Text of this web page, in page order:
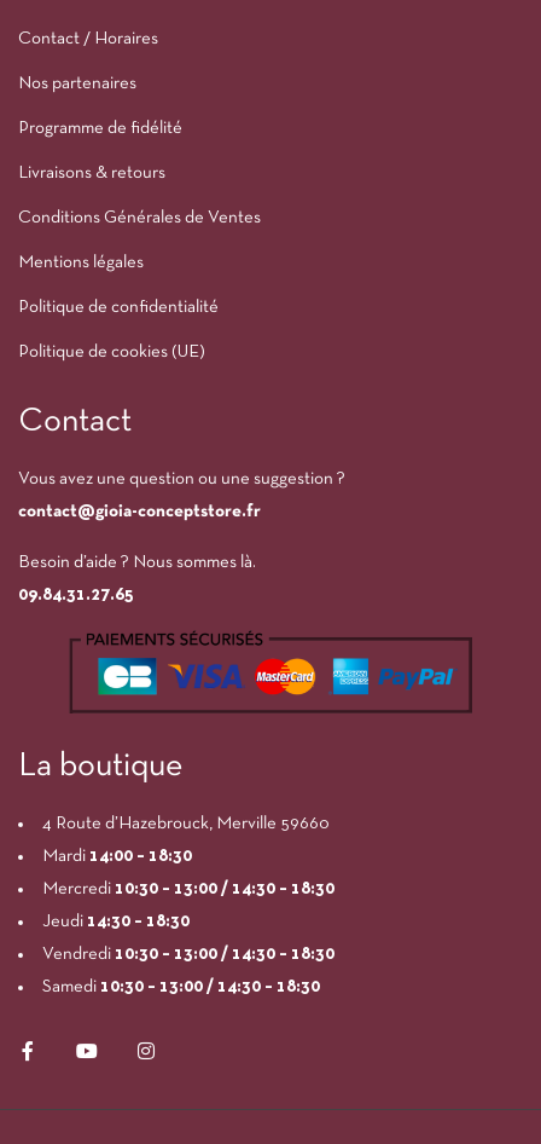
Contact / Horaires
Nos partenaires
Programme de fidélité
Livraisons & retours
Conditions Générales de Ventes
Mentions légales
Politique de confidentialité
Politique de cookies (UE)
Contact
Vous avez une question ou une suggestion ?
contact@gioia-conceptstore.fr
Besoin d’aide ? Nous sommes là.
09.84.31.27.65
La boutique
4 Route d’Hazebrouck, Merville 59660
Mardi 14:00 – 18:30
Mercredi 10:30 – 13:00 / 14:30 – 18:30
Jeudi 14:30 – 18:30
Vendredi 10:30 – 13:00 / 14:30 – 18:30
Samedi 10:30 – 13:00 / 14:30 – 18:30